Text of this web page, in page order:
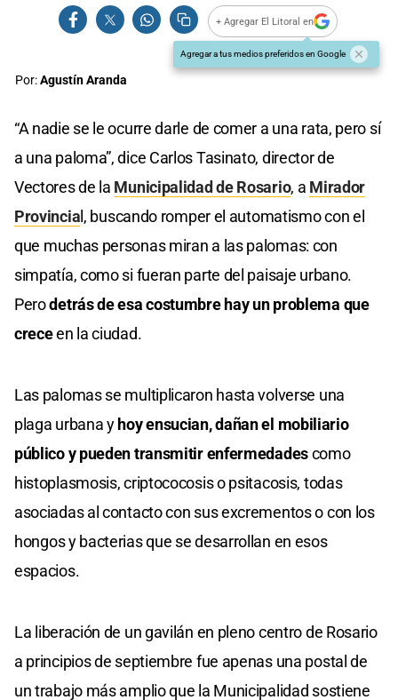
+ Agregar El Litoral en
Agregar a tus medios preferidos en Google
Por:Agustín Aranda
“A nadie se le ocurre darle de comer a una rata, pero sí
a una paloma”, dice Carlos Tasinato, director de
Vectores de la Municipalidad de Rosario, a Mirador
Provincia l, buscando romper el automatismo con el
que muchas personas miran a las palomas: con
simpatía, como si fueran parte del paisaje urbano.
Perodetrás de esa costumbre hay un problema que
creceen la ciudad.
Las palomas se multiplicaron hasta volverse una
plaga urbana y hoy ensucian, dañan el mobiliario
público y pueden transmitir enfermedadescomo
histoplasmosis, criptococosis o psitacosis, todas
asociadas al contacto con sus excrementos o con los
hongos y bacterias que se desarrollan en esos
espacios.
La liberación de un gavilán en pleno centro de Rosario
a principios de septiembre fue apenas una postal de
un trabajo más amplio que la Municipalidad sostiene